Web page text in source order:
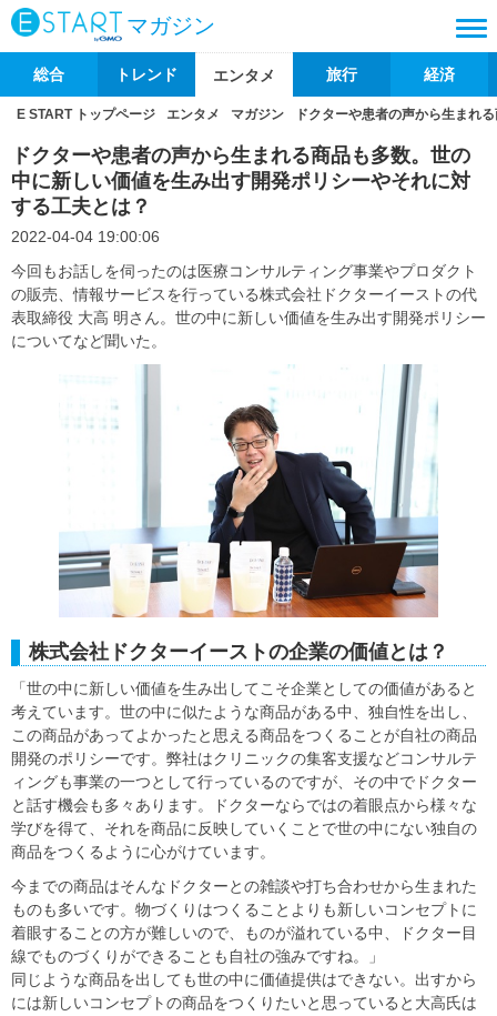
マガジン
総合 トレンド エンタメ 旅行 経済
E START トップページ エンタメ マガジン ドクターや患者の声から生まれ
ドクターや患者の声から生まれる商品も多数。世の
中に新しい価値を生み出す開発ポリシーやそれに対
する工夫とは？
2022-04-04 19:00:06
今回もお話しを伺ったのは医療コンサルティング事業やプロダクト
の販売、情報サービスを行っている株式会社ドクターイーストの代
表取締役 大高 明さん。世の中に新しい価値を生み出す開発ポリシー
についてなど聞いた。
株式会社ドクターイーストの企業の価値とは？
「世の中に新しい価値を生み出してこそ企業としての価値があると
考えています。世の中に似たような商品がある中、独自性を出し、
この商品があってよかったと思える商品をつくることが自社の商品
開発のポリシーです。弊社はクリニックの集客支援などコンサルテ
ィングも事業の一つとして行っているのですが、その中でドクター
と話す機会も多々あります。ドクターならではの着眼点から様々な
学びを得て、それを商品に反映していくことで世の中にない独自の
商品をつくるように心がけています。
今までの商品はそんなドクターとの雑談や打ち合わせから生まれた
ものも多いです。物づくりはつくることよりも新しいコンセプトに
着眼することの方が難しいので、ものが溢れている中、ドクター目
線でものづくりができることも自社の強みですね。」
同じような商品を出しても世の中に価値提供はできない。出すから
には新しいコンセプトの商品をつくりたいと思っていると大高氏は